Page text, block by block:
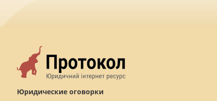
Юридические оговорки